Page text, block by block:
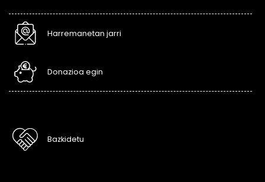
Harremanetan jarri
Donazioa egin
Bazkidetu